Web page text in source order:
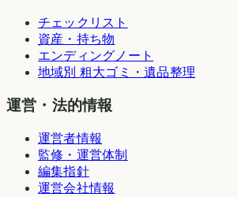
チェックリスト
資産・持ち物
エンディングノート
地域別 粗大ゴミ・遺品整理
運営・法的情報
運営者情報
監修・運営体制
編集指針
運営会社情報